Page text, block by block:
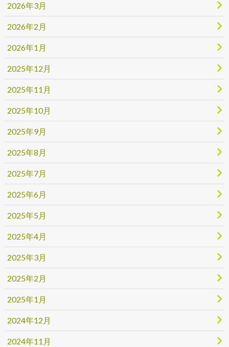
2026年3月
2026年2月
2026年1月
2025年12月
2025年11月
2025年10月
2025年9月
2025年8月
2025年7月
2025年6月
2025年5月
2025年4月
2025年3月
2025年2月
2025年1月
2024年12月
2024年11月